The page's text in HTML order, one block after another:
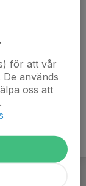
för att vår
används
oss att